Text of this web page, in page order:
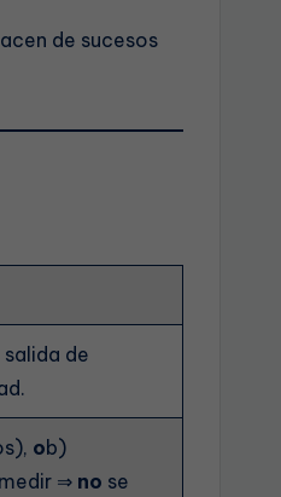
de sucesos
salida de
ob)
⇒ no se